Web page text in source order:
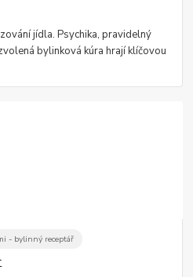
jídla. Psychika, pravidelný
bylinková kúra hrají klíčovou
- bylinný receptář